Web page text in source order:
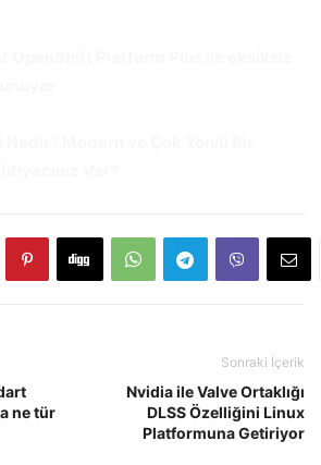
ne tür
Sonraki İçerik
Nvidia ile Valve Ortaklığı
DLSS Özelliğini Linux
Platformuna Getiriyor